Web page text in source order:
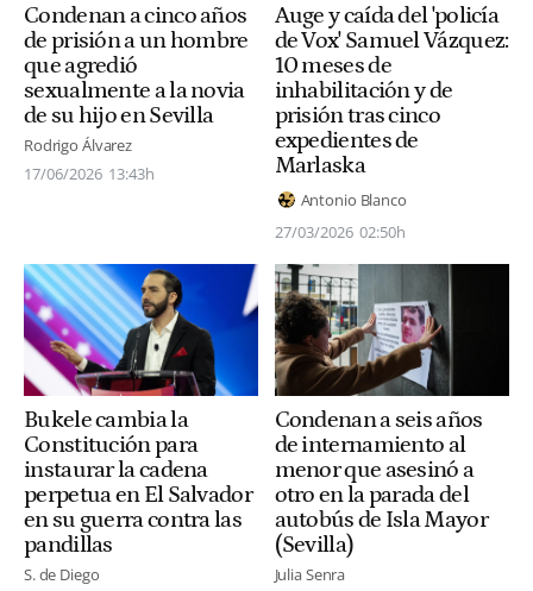
Condenan a cinco años
de prisión a un hombre
que agredió
sexualmente a la novia
de su hijo en Sevilla
Rodrigo Álvarez
17/06/2026 13:43h
Auge y caída del 'policía
de Vox' Samuel Vázquez:
10 meses de
inhabilitación y de
prisión tras cinco
expedientes de
Marlaska
Antonio Blanco
27/03/2026 02:50h
Bukele cambia la
Constitución para
instaurar la cadena
perpetua en El Salvador
en su guerra contra las
pandillas
S. de Diego
Condenan a seis años
de internamiento al
menor que asesinó a
otro en la parada del
autobús de Isla Mayor
(Sevilla)
Julia Senra